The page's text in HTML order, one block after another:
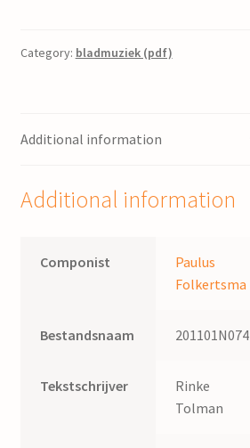
&
Folkertsma
Rinke
Category: bladmuziek (pdf)
Additional information
Additional information
Componist
Paulus
Folkertsma
Bestandsnaam 201101N074
Tekstschrijver
Rinke
Tolman